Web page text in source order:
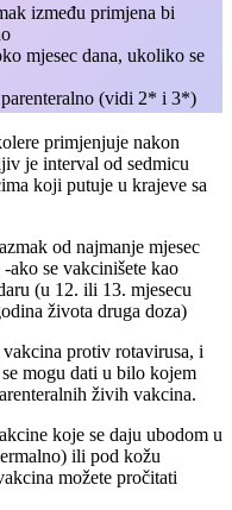
između primjena bi
mjesec dana, ukoliko se
(vidi 2* i 3*)
primjenjuje nakon
je interval od sedmicu
koji putuje u krajeve sa
od najmanje mjesec
se vakcinišete kao
(u 12. ili 13. mjesecu
života druga doza)
protiv rotavirusa, i
mogu dati u bilo kojem
živih vakcina.
koje se daju ubodom u
ili pod kožu
možete pročitati